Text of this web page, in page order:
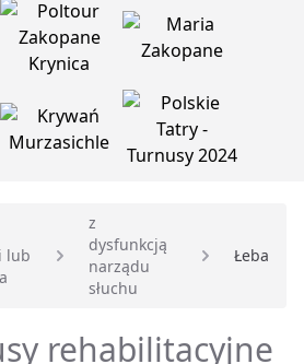
lub
z
dysfunkcją
narządu
słuchu
Łeba
rehabilitacyjne